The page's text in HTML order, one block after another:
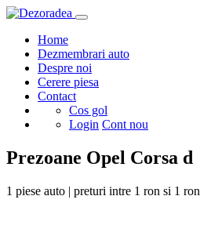
Home
Dezmembrari auto
Despre noi
Cerere piesa
Contact
Cos gol
Login Cont nou
Prezoane Opel Corsa d
1 piese auto | preturi intre 1 ron si 1 ron